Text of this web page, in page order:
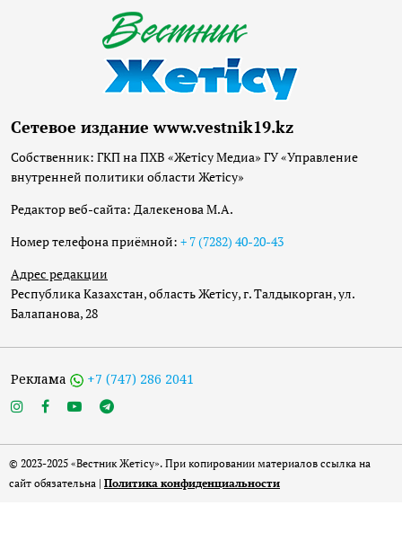
Сетевое издание www.vestnik19.kz
Собственник: ГКП на ПХВ «Жетісу Медиа» ГУ «Управление
внутренней политики области Жетісу»
Редактор веб-сайта: Далекенова М.А.
Номер телефона приёмной: + 7 (7282) 40-20-43
Адрес редакции
Республика Казахстан, область Жетісу, г. Талдыкорган, ул.
Балапанова, 28
Реклама +7 (747) 286 2041
© 2023-2025 «Вестник Жетісу». При копировании материалов ссылка на
сайт обязательна | Политика конфиденциальности